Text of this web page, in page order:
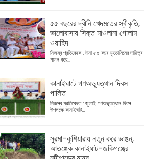
৫৫ বছরের দ্বীনি খেদমতের স্বীকৃতি,
ভালোবাসায় সিক্ত মাওলানা গোলাম
ওয়াহিদ
নিজস্ব প্রতিবেদক : টানা ৫৫ বছর মুহতামিমের দায়িত্ব
পালন করে...
কানাইঘাটে গণঅভ্যুত্থান দিবস
পালিত
নিজস্ব প্রতিবেদক : জুলাই গণঅভ্যুত্থান দিবস
উপলক্ষে কানাইঘাট...
সুরমা-কুশিয়ারায় নতুন করে ভাঙন,
আতঙ্কে কানাইঘাট-জকিগঞ্জের